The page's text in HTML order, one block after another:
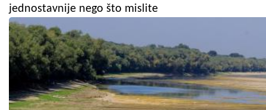
jednostavnije nego što mislite